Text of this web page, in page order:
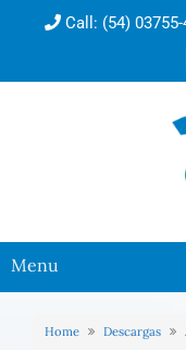
Call: (54)
Menu
Home Descargas